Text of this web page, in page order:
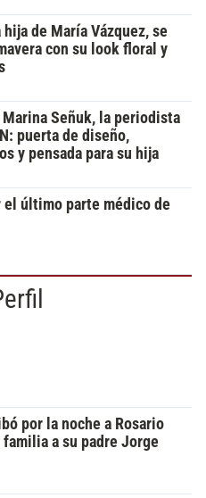
de María Vázquez, se
con su look floral y
Señuk, la periodista
puerta de diseño,
y pensada para su hija
el último parte médico de
por la noche a Rosario
a su padre Jorge